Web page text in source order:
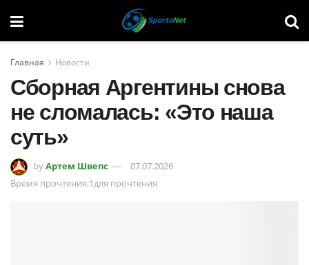
Главная Новости
Сборная Аргентины снова
не сломалась: «Это наша
суть»
byАртем Швепс
07.07.2026
Время прочтения:1для прочтения